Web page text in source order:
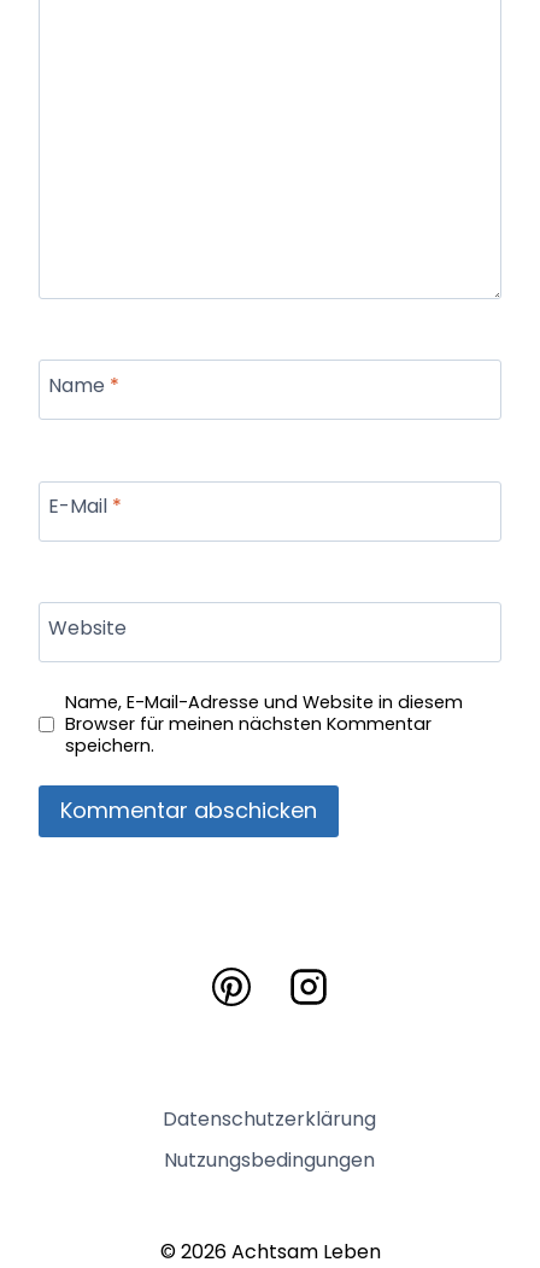
Name *
E-Mail *
Website
Name, E-Mail-Adresse und Website in diesem
Browser für meinen nächsten Kommentar
speichern.
Datenschutzerklärung
Nutzungsbedingungen
© 2026 Achtsam Leben